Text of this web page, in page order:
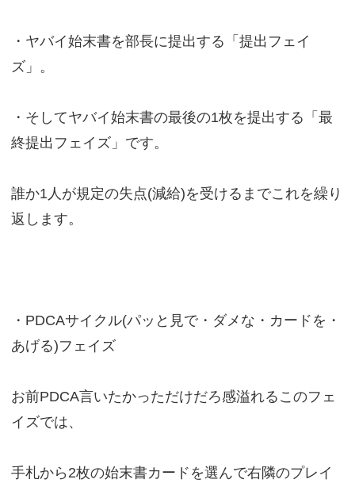
・ヤバイ始末書を部長に提出する「提出フェイ
ズ」。
・そしてヤバイ始末書の最後の1枚を提出する「最
終提出フェイズ」です。
誰か1人が規定の失点(減給)を受けるまでこれを繰り
返します。
・PDCAサイクル(パッと見で・ダメな・カードを・
あげる)フェイズ
お前PDCA言いたかっただけだろ感溢れるこのフェ
イズでは、
手札から2枚の始末書カードを選んで右隣のプレイ